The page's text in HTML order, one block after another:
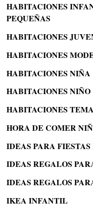
HABITACIONES
PEQUEÑAS
HABITACIONES
HABITACIONES
HABITACIONES NIÑA
HABITACIONES NIÑO
HABITACIONES
HORA DE COMER
IDEAS PARA
IDEAS REGALOS
IDEAS REGALOS
IKEA INFANTIL